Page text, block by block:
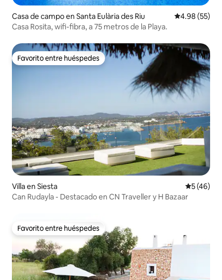
Casa de campo en Santa Eulària des Riu Calificación
4.98 (55)
Casa Rosita, wifi-fibra, a 75 metros de la Playa.
Favorito entre huéspedes
Favorito entre huéspedes
Villa en Siesta
5 (46)
Can Rudayla - Destacado en CN Traveller y H Bazaar
Favorito entre huéspedes
Favorito entre huéspedes